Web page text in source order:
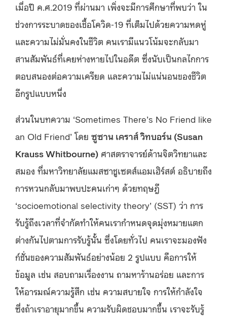
เมื่อปี ค.ศ.2019 ที่ผ่านมา เพิ่งจะมีการศึกษาที่พบว่า ใน
ช่วงการระบาดของเชื้อโควิด-19 ที่เต็มไปด้วยความหดหู่
และความไม่มั่นคงในชีวิต คนเรามีแนวโน้มจะกลับมา
สานสัมพันธ์ที่เคยห่างหายไปในอดีต ซึ่งนับเป็นกลไกการ
ตอบสนองต่อความเครียด และความไม่แน่นอนของชีวิต
อีกรูปแบบหนึ่ง
ส่วนในบทความ ‘Sometimes There’s No Friend like
an Old Friend’ โดย ซูซาน เคราส์ วิทบอร์น (Susan
Krauss Whitbourne) ศาสตราจารย์ด้านจิตวิทยาและ
สมอง ที่มหาวิทยาลัยแมสซาชูเซตส์แอมเฮิร์สต์ อธิบายถึง
การหวนกลับมาพบปะคนเก่าๆ ด้วยทฤษฎี
‘socioemotional selectivity theory’ (SST) ว่า การ
รับรู้ถึงเวลาที่จำกัดทำให้คนเรากำหนดจุดมุ่งหมายแตก
ต่างกันไปตามการรับรู้นั้น ซึ่งโดยทั่วไป คนเราจะมองฟัง
ก์ชั่นของความสัมพันธ์อย่างน้อย 2 รูปแบบ คือการให้
ข้อมูล เช่น สอบถามเรื่องงาน ถามหาร้านอร่อย และการ
ให้อารมณ์ความรู้สึก เช่น ความสบายใจ การให้กำลังใจ
ซึ่งถ้าเราอายุมากขึ้น ความรับผิดชอบมากขึ้น เราจะรับรู้